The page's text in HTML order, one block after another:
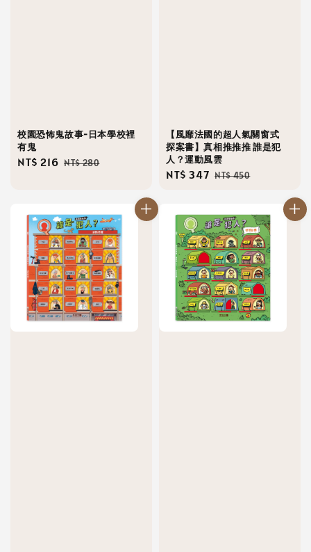
校園恐怖鬼故事-日本學校裡
有鬼
Sale
NT$ 216 Regular
NT$ 280
【風靡法國的超人氣關窗式
探案書】真相推推推 誰是犯
人？運動風雲
Sale
NT$ 347 Regular
NT$ 450